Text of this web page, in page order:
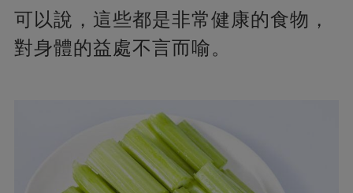
可以說，這些都是非常健康的食物，
對身體的益處不言而喻。